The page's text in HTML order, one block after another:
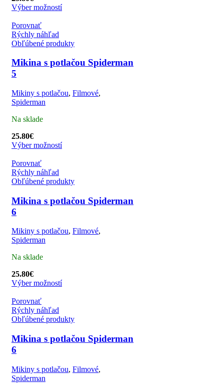
Výber možností
Porovnať
Rýchly náhľad
Obľúbené produkty
Mikina s potlačou Spiderman
5
Mikiny s potlačou, Filmové,
Spiderman
Na sklade
25.80€
Výber možností
Porovnať
Rýchly náhľad
Obľúbené produkty
Mikina s potlačou Spiderman
6
Mikiny s potlačou, Filmové,
Spiderman
Na sklade
25.80€
Výber možností
Porovnať
Rýchly náhľad
Obľúbené produkty
Mikina s potlačou Spiderman
6
Mikiny s potlačou, Filmové,
Spiderman